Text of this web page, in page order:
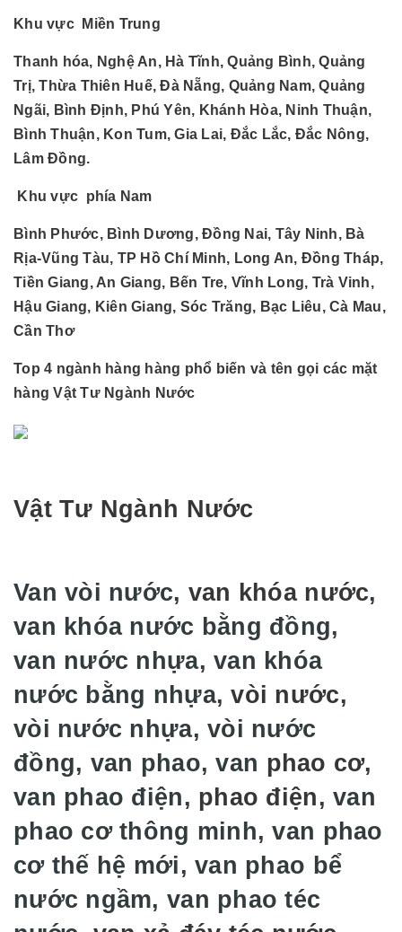
Khu vực Miền Trung
Thanh hóa, Nghệ An, Hà Tĩnh, Quảng Bình, Quảng
Trị, Thừa Thiên Huế, Đà Nẵng, Quảng Nam, Quảng
Ngãi, Bình Định, Phú Yên, Khánh Hòa, Ninh Thuận,
Bình Thuận, Kon Tum, Gia Lai, Đắc Lắc, Đắc Nông,
Lâm Đồng.
Khu vực phía Nam
Bình Phước, Bình Dương, Đồng Nai, Tây Ninh, Bà
Rịa-Vũng Tàu, TP Hồ Chí Minh, Long An, Đồng Tháp,
Tiền Giang, An Giang, Bến Tre, Vĩnh Long, Trà Vinh,
Hậu Giang, Kiên Giang, Sóc Trăng, Bạc Liêu, Cà Mau,
Cần Thơ
Top 4 ngành hàng hàng phổ biến và tên gọi các mặt
hàng Vật Tư Ngành Nước
Vật Tư Ngành Nước
Van vòi nước, van khóa nước,
van khóa nước bằng đồng,
van nước nhựa, van khóa
nước bằng nhựa,vòi nước,
vòi nước nhựa, vòi nước
đồng, van phao, van phao cơ,
van phao điện, phao điện, van
phao cơ thông minh, van phao
cơ thế hệ mới, van phao bể
nước ngầm, van phao téc